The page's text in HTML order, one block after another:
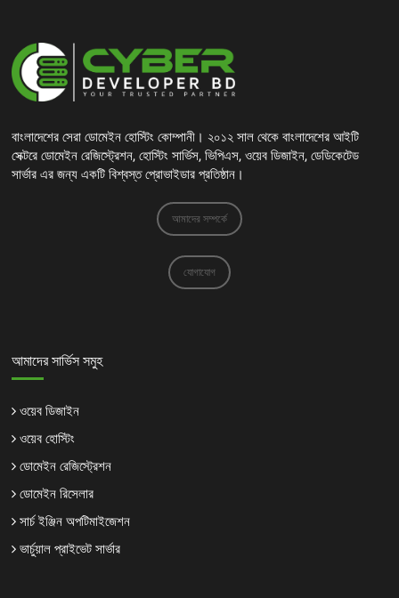
বাংলাদেশের সেরা ডোমেইন হোস্টিং কোম্পানী। ২০১২ সাল থেকে বাংলাদেশের আইটি
সেক্টরে ডোমেইন রেজিস্ট্রেশন, হোস্টিং সার্ভিস, ভিপিএস, ওয়েব ডিজাইন, ডেডিকেটেড
সার্ভার এর জন্য একটি বিশ্বস্ত প্রোভাইডার প্রতিষ্ঠান।
আমাদের সম্পর্কে
যোগাযোগ
আমাদের সার্ভিস সমুহ
ওয়েব ডিজাইন
ওয়েব হোস্টিং
ডোমেইন রেজিস্ট্রেশন
ডোমেইন রিসেলার
সার্চ ইঞ্জিন অপটিমাইজেশন
ভার্চুয়াল প্রাইভেট সার্ভার